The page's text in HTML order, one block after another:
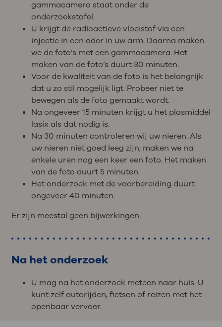
gammacamera staat onder de
onderzoekstafel.
U krijgt de radioactieve vloeistof via een
injectie in een ader in uw arm. Daarna maken
we de foto’s met een gammacamera. Het
maken van de foto’s duurt 30 minuten.
Voor de kwaliteit van de foto is het belangrijk
dat u zo stil mogelijk ligt. Probeer niet te
bewegen als de foto gemaakt wordt.
Na ongeveer 15 minuten krijgt u het plasmiddel
lasix als dat nodig is.
Na 30 minuten controleren wij uw nieren. Als
uw nieren niet goed leeg zijn, maken we na
enkele uren nog een keer een foto. Het maken
van de foto duurt 5 minuten.
Het onderzoek met de voorbereiding duurt
ongeveer 40 minuten.
Er zijn meestal geen bijwerkingen.
Na het onderzoek
U mag na het onderzoek meteen naar huis. U
kunt zelf autorijden, fietsen of reizen met het
openbaar vervoer.